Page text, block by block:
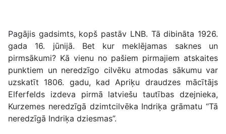
Pagājis gadsimts, kopš pastāv LNB. Tā dibināta 1926.
gada 16. jūnijā. Bet kur meklējamas saknes un
pirmsākumi? Kā vienu no pašiem pirmajiem atskaites
punktiem un neredzīgo cilvēku atmodas sākumu var
uzskatīt 1806. gadu, kad Apriķu draudzes mācītājs
Elferfelds izdeva pirmā latviešu tautības dzejnieka,
Kurzemes neredzīgā dzimtcilvēka Indriķa grāmatu “Tā
neredzīgā Indriķa dziesmas”.